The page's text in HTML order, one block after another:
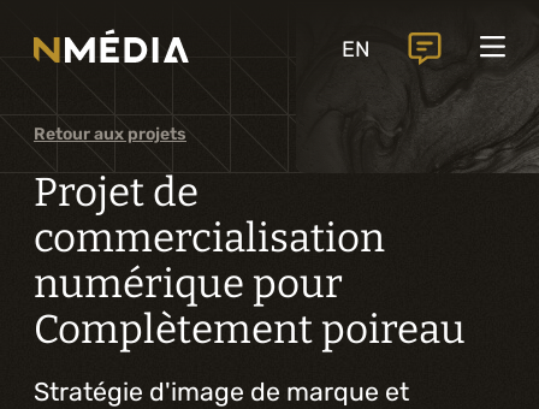
EN
Services
Services principaux
Analyse et conception numérique
Commercialisation numérique
Développement sur mesure
Expérience mobile
Intégration de solutions d’affaires
Retour aux projets
Projet de
commercialisation
numérique pour
Complètement poireau
Stratégie d'image de marque et